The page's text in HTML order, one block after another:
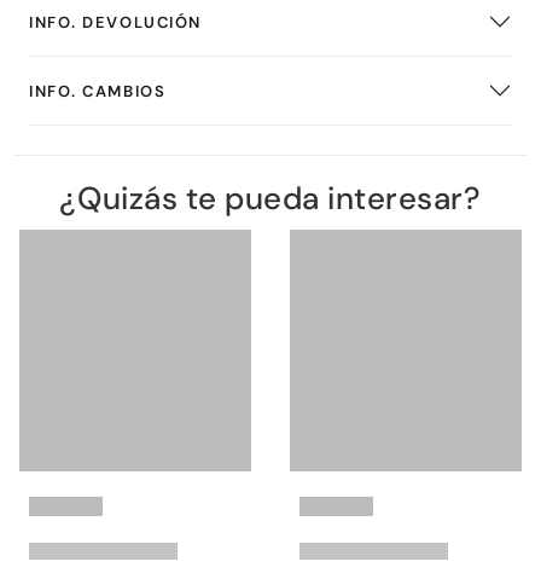
INFO. DEVOLUCIÓN
INFO. CAMBIOS
¿Quizás te pueda interesar?